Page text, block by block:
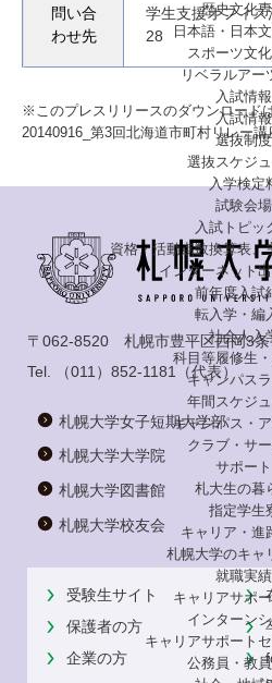
歴史文化
日本語・日本
スポーツ文
リベラルアー
入試情報
入試情報
選抜制度
選抜スケジ
入学検定
試験会場
入試トピッ
資格・活動点数換算表、
インターネット
前年度入試
転入学・編
社会人入
科目等履修生
キャンパス
年間スケジ
キャンパス・
クラブ・サ
サポート
札大生の暮
指定学生
キャリア・進
札幌大学のキャ
就職実績
キャリアサポ
インターン
キャリアサポート
公務員・教
問い合
わせ先
学生支援オフィ
28
※このプレスリリースのダウンロード
20140916_第3回北海道市町村リレー
〒062-8520 札幌市豊平区西岡3条
Tel.
（011）852-1181（代表）
札幌大学女子短期大学部
札幌大学大学院
札幌大学図書館
札幌大学校友会
受験生サイト
保護者の方
企業の方